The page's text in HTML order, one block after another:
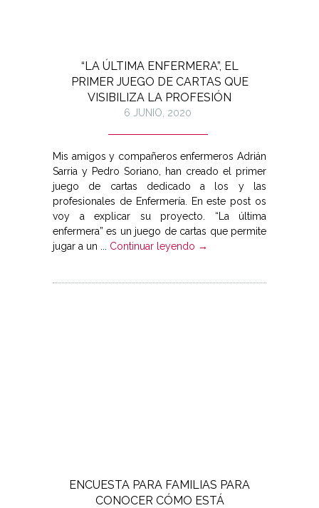
“LA ÚLTIMA ENFERMERA”, EL
PRIMER JUEGO DE CARTAS QUE
VISIBILIZA LA PROFESIÓN
6 JUNIO, 2020
Mis amigos y compañeros enfermeros Adrián
Sarria y Pedro Soriano, han creado el primer
juego de cartas dedicado a los y las
profesionales de Enfermería. En este post os
voy a explicar su proyecto. “La última
enfermera” es un juego de cartas que permite
jugar a un ... Continuar leyendo →
ENCUESTA PARA FAMILIAS PARA
CONOCER CÓMO ESTÁ